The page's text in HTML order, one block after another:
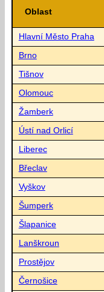
Oblast
Hlavní Město Praha
Brno
Tišnov
Olomouc
Žamberk
Ústí nad Orlicí
Liberec
Břeclav
Vyškov
Šumperk
Šlapanice
Lanškroun
Prostějov
Černošice